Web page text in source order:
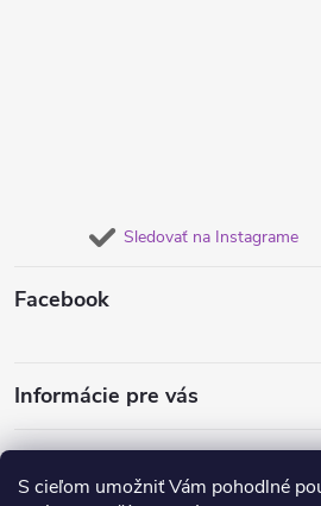
S cieľom umožniť Vám pohodlné
Sledovať na Instagrame
Facebook
Informácie pre vás
Obrúčky a prstene